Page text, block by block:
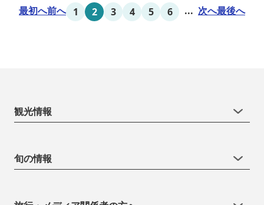
最初へ前へ 1 2 3 4 5 6 ... 次へ最後へ
観光情報
旬の情報